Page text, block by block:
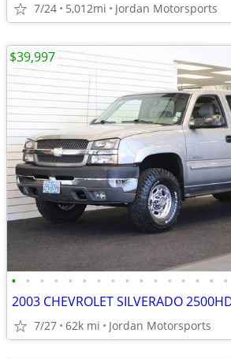
7/24 5,012mi Jordan Motorsports
• • • • • • • • • • • • • • • •
7/27 62k mi Jordan Motorsports
$39,997